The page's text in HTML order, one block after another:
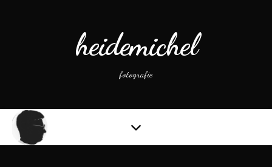
heidemichel
fotografie